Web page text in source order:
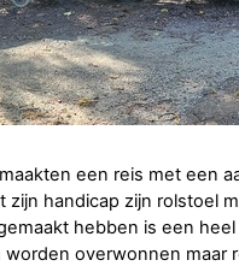
een reis met een
zijn handicap zijn rolstoel
hebben is een
overwonnen maar